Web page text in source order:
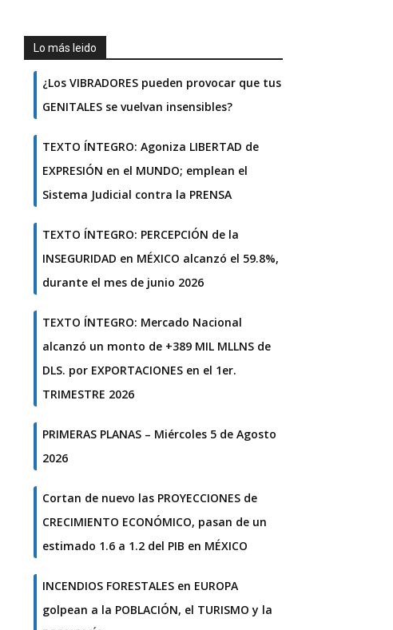
Lo más leido
¿Los VIBRADORES pueden provocar que tus
GENITALES se vuelvan insensibles?
TEXTO ÍNTEGRO: Agoniza LIBERTAD de
EXPRESIÓN en el MUNDO; emplean el
Sistema Judicial contra la PRENSA
TEXTO ÍNTEGRO: PERCEPCIÓN de la
INSEGURIDAD en MÉXICO alcanzó el 59.8%,
durante el mes de junio 2026
TEXTO ÍNTEGRO: Mercado Nacional
alcanzó un monto de +389 MIL MLLNS de
DLS. por EXPORTACIONES en el 1er.
TRIMESTRE 2026
PRIMERAS PLANAS – Miércoles 5 de Agosto
2026
Cortan de nuevo las PROYECCIONES de
CRECIMIENTO ECONÓMICO, pasan de un
estimado 1.6 a 1.2 del PIB en MÉXICO
INCENDIOS FORESTALES en EUROPA
golpean a la POBLACIÓN, el TURISMO y la